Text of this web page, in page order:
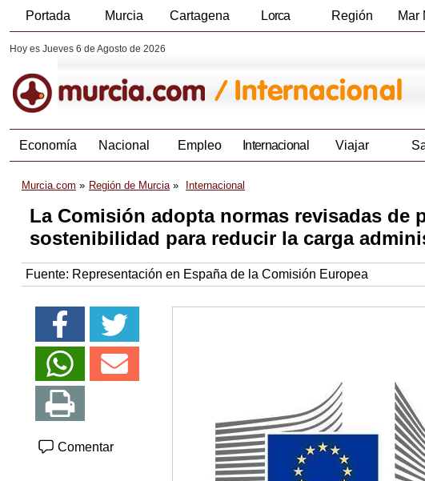
Portada Murcia Cartagena Lorca Región Mar
Hoy es Jueves 6 de Agosto de 2026
Economía Nacional Empleo Internacional Viajar
Murcia.com Región de Murcia Internacional
La Comisión adopta normas revisadas de
sostenibilidad para reducir la carga
Fuente: Representación en España de la Comisión Europea
Comentar